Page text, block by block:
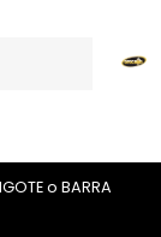
o BARRA